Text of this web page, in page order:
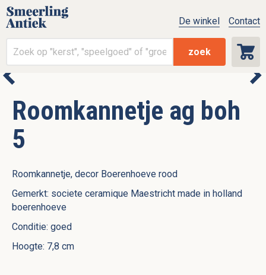
zoek
De winkel Contact
Roomkannetje ag boh
5
Roomkannetje, decor Boerenhoeve rood
Gemerkt: societe ceramique Maestricht made in holland
boerenhoeve
Conditie: goed
Hoogte: 7,8 cm